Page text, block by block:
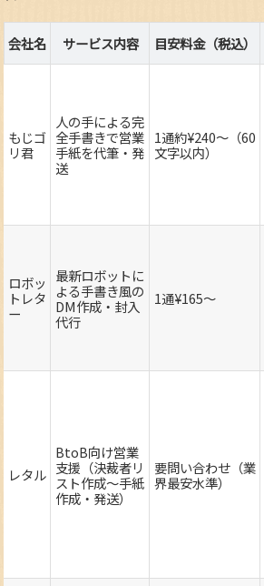
会社名 サービス内容 目安料金（税込）
もじゴ
リ君
人の手による完
全手書きで営業
手紙を代筆・発
送
1通約¥240～（60
文字以内）
ロボッ
トレタ
ー
最新ロボットに
よる手書き風の
DM作成・封入
代行
1通¥165～
レタル
BtoB向け営業
支援（決裁者リ
スト作成～手紙
作成・発送）
要問い合わせ（業
界最安水準）